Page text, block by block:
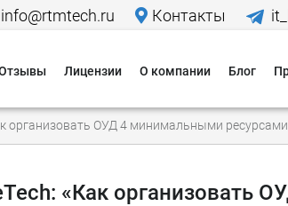
info@rtmtech.ru Контакты
Лицензии О компании
Мероприятия
Исследования
Блог
организовать ОУД 4 минимальными
«Как организовать